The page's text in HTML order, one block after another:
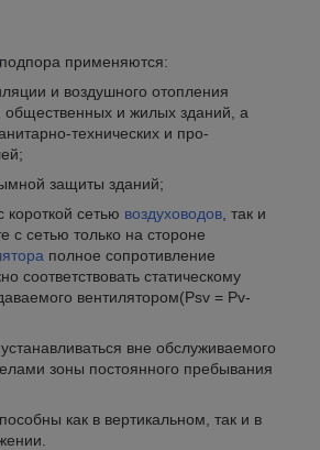
подпора применяются:
и воздушного отопления
обще­ственных и жилых зданий, а
технических и про­
защиты зданий;
короткой сетью воздуховодов , так и
с сетью только на стороне
полное сопротивление
соответствовать статическому
вентилятором(Psv = Pv-
вне обслуживаемого
зоны постоянного пребывания
как в вертикальном, так и в